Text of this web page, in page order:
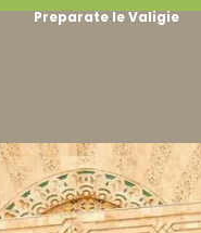
Preparate le Valigie